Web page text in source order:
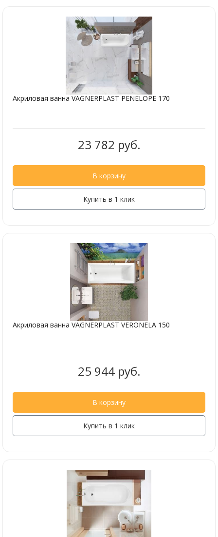
Акриловая ванна VAGNERPLAST PENELOPE 170
23 782 руб.
В корзину
Купить в 1 клик
Акриловая ванна VAGNERPLAST VERONELA 150
25 944 руб.
В корзину
Купить в 1 клик